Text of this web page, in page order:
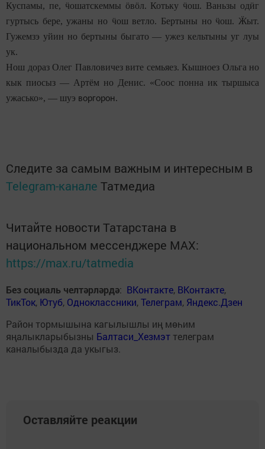
Куспамы, пе, ӵошатскеммы ӧвӧл. Котьку ӵош. Ваньзы одӥг
гуртысь бере, ужаны но ӵош ветло. Бертыны но ӵош. Ӝыт.
Гужемзэ уйин но бертыны быгато — ужез кельтыны уг луы
ук.
Нош дораз Олег Павловичез вите семьяез. Кышноез Ольга но
кык пиосыз — Артём но Денис. «Соос понна ик тыршыса
ужасько», — шуэ воргорон.
Следите за самым важным и интересным в
Telegram-канале Татмедиа
Читайте новости Татарстана в
национальном мессенджере MАХ:
https://max.ru/tatmedia
Без социаль челтәрләрдә: ВКонтакте, ВКонтакте,
ТикТок, Ютуб, Одноклассники,Телеграм, Яндекс.Дзен
Район тормышына кагылышлы иң мөһим
яңалыкларыбызны Балтаси_Хезмэт телеграм
каналыбызда да укыгыз.
Оставляйте реакции